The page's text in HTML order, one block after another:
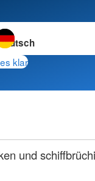
wechseln zu
klar